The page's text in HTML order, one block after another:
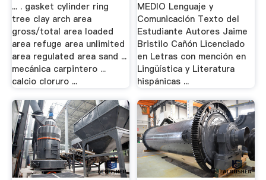
... . gasket cylinder ring
tree clay arch area
gross/total area loaded
area refuge area unlimited
area regulated area sand ...
mecánica carpintero ...
calcio cloruro ...
MEDIO Lenguaje y
Comunicación Texto del
Estudiante Autores Jaime
Bristilo Cañón Licenciado
en Letras con mención en
Lingüística y Literatura
hispánicas ...